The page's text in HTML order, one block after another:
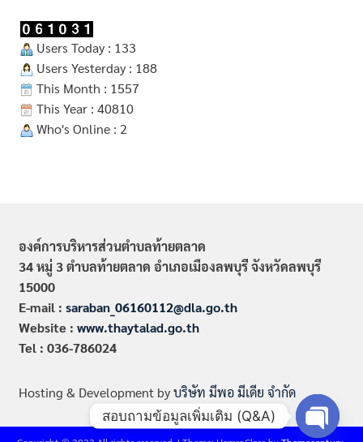
Users Today : 133
Users Yesterday : 188
This Month : 1557
This Year : 40810
Who's Online : 2
องค์การบริหารส่วนตำบลท้ายตลาด
34 หมู่ 3 ตำบลท้ายตลาด อำเภอเมืองลพบุรี จังหวัดลพบุรี
15000
E-mail : saraban_06160112@dla.go.th
Website : www.thaytalad.go.th
Tel : 036-786024
Hosting & Development byบริษัท มีพอ มีเดีย จำกัด
สอบถามข้อมูลเพิ่มเติม (Q&A)